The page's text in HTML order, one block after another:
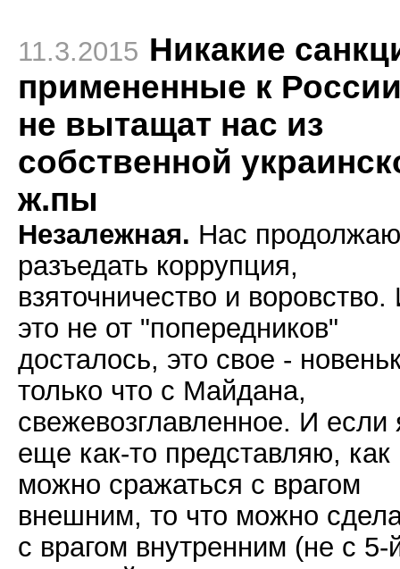
11.3.2015 Никакие
примененные к
не вытащат нас из
собственной
ж.пы
Незалежная. Нас
разъедать коррупция,
взяточничество и воровство.
это не от "попередников"
досталось, это свое -
только что с Майдана,
свежевозглавленное. И если
еще как-то представляю, как
можно сражаться с врагом
внешним, то что можно
с врагом внутренним (не с 5-